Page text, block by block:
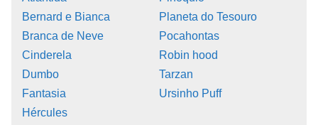
Bernard e Bianca
Branca de Neve
Cinderela
Dumbo
Fantasia
Hércules
Planeta do Tesouro
Pocahontas
Robin hood
Tarzan
Ursinho Puff